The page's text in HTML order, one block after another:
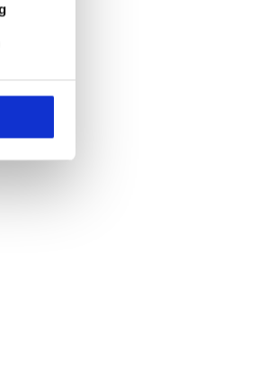
Art.